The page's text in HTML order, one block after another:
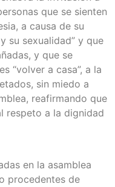
que se sienten
a causa de su
su sexualidad” y que
y que se
“volver a casa”, a la
sin miedo a
reafirmando que
respeto a la dignidad
en la asamblea
procedentes de